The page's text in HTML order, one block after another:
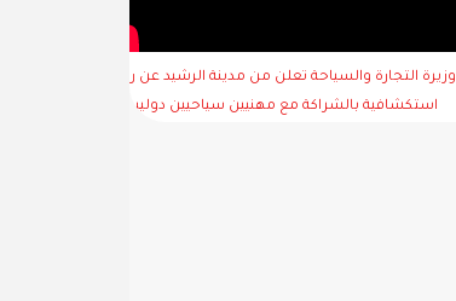
وزيرة التجارة والسياحة تعلن من مدينة الرشيد عن رحلة
استكشافية بالشراكة مع مهنيين سياحيين دوليين